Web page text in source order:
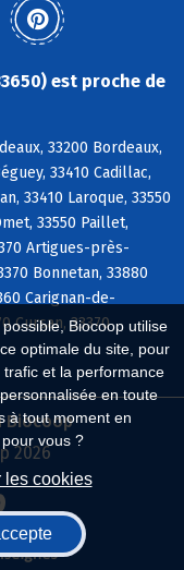
Biocoop utilise
optimale du site, pour
et la performance
en toute
à tout moment en
vous ?
les cookies
est proche de
33200 Bordeaux,
33410 Cadillac,
33410 Laroque, 33550
33550 Paillet,
Artigues-près-
Bonnetan, 33880
Carignan-de-
Cursan, 33370
Biocoop
2026